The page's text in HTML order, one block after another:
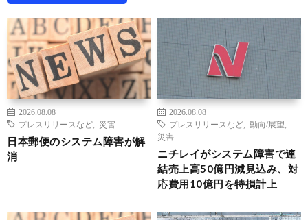
2026.08.08
プレスリリースなど
災害
日本郵便のシステム障害が解
消
2026.08.08
プレスリリースなど
動向/展望
災害
ニチレイがシステム障害で連
結売上高50億円減見込み、対
応費用10億円を特損計上